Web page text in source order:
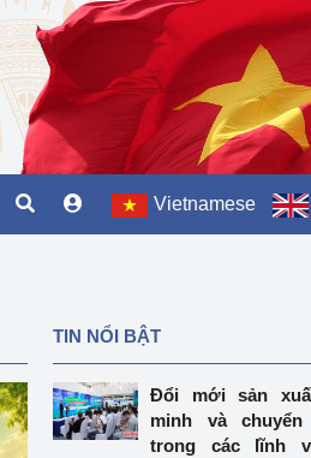
Vietnamese
TIN NỔI BẬT
Đổi mới sản
minh và
trong các lĩnh